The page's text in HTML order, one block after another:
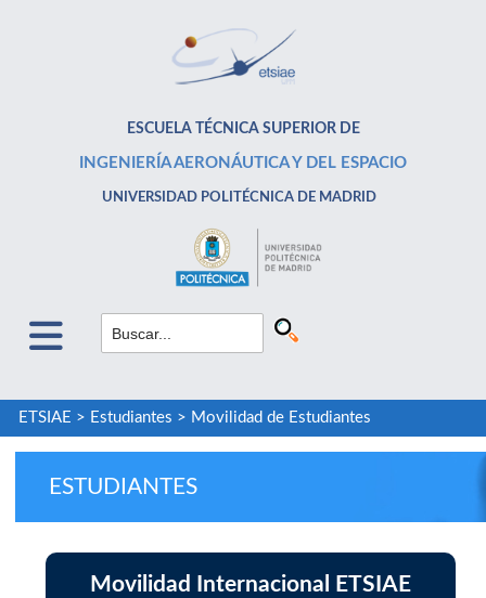
ESCUELA TÉCNICA SUPERIOR DE
INGENIERÍA AERONÁUTICA Y DEL ESPACIO
UNIVERSIDAD POLITÉCNICA DE MADRID
ETSIAE > Estudiantes > Movilidad de Estudiantes
ESTUDIANTES
Movilidad Internacional ETSIAE